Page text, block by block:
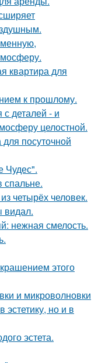
квартира для
к прошлому.
деталей - и
целостной.
посуточной
Чудес".
спальне.
четырёх человек.
видал.
нежная смелость.
этого
и микроволновки
эстетику, но и в
эстета.